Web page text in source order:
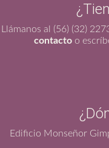
Llámanos al (56) (32)
contacto o
Edificio Monseñor